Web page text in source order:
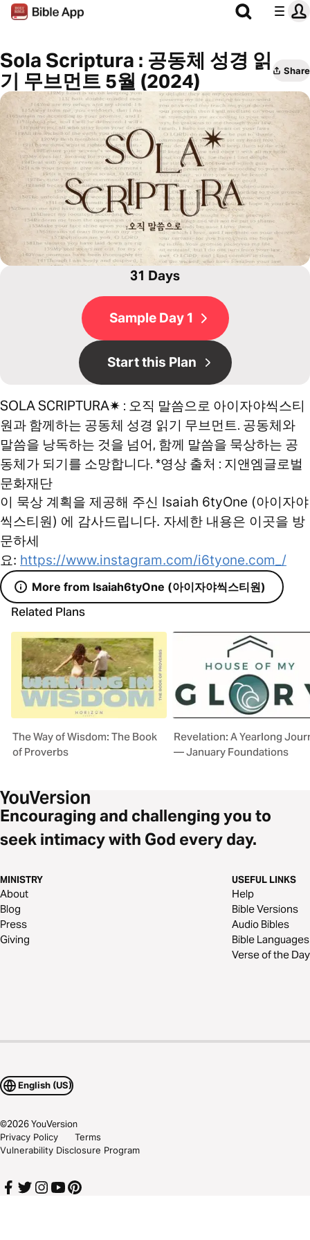
Sola Scriptura : 공동체 성경 읽
기 무브먼트 5월 (2024)
Share
31 Days
Sample Day 1
Start this Plan
SOLA SCRIPTURA✷ : 오직 말씀으로 아이자야씩스티
원과 함께하는 공동체 성경 읽기 무브먼트. 공동체와
말씀을 낭독하는 것을 넘어, 함께 말씀을 묵상하는 공
동체가 되기를 소망합니다. *영상 출처 : 지앤엠글로벌
문화재단
이 묵상 계획을 제공해 주신 Isaiah 6tyOne (아이자야
씩스티원) 에 감사드립니다. 자세한 내용은 이곳을 방
문하세
요: https://www.instagram.com/i6tyone.com_/
More from Isaiah6tyOne (아이자야씩스티원)
Related Plans
The Way of Wisdom: The Book
of Proverbs
Revelation: A Yearlong
— January Foundations
Encouraging and challenging you to
seek intimacy with God every day.
MINISTRY
About
Blog
Press
Giving
USEFUL LINKS
Help
Bible Versions
Audio Bibles
Bible Languages
Verse of the Day
English (US)
©2026YouVersion
Privacy Policy
Terms
Vulnerability Disclosure Program